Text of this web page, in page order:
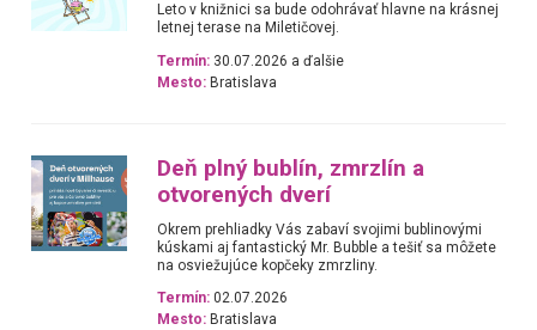
Leto v knižnici sa bude odohrávať hlavne na krásnej
letnej terase na Miletičovej.
Termín: 30.07.2026 a ďalšie
Mesto: Bratislava
Deň plný bublín, zmrzlín a
otvorených dverí
Okrem prehliadky Vás zabaví svojimi bublinovými
kúskami aj fantastický Mr. Bubble a tešiť sa môžete
na osviežujúce kopčeky zmrzliny.
Termín: 02.07.2026
Mesto: Bratislava